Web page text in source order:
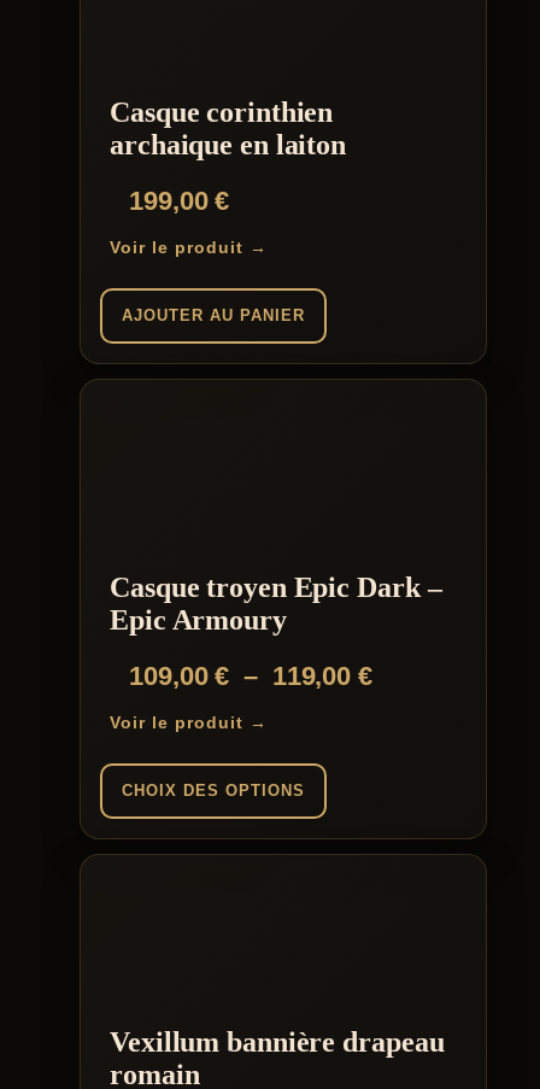
Casque corinthien
archaique en laiton
199,00€
Voir le produit →
AJOUTER AU PANIER
Casque troyen Epic Dark –
Epic Armoury
109,00€ – 119,00€Plage
119,00 €
Voir le produit →
CHOIX DES OPTIONS
produit
choisies
Vexillum bannière drapeau
romain